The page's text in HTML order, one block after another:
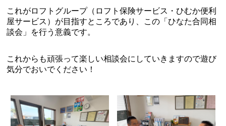
これがロフトグループ（ロフト保険サービス・ひむか便利
屋サービス）が目指すところであり、この「ひなた合同相
談会」を行う意義です。
これからも頑張って楽しい相談会にしていきますので遊び
気分でおいでください！